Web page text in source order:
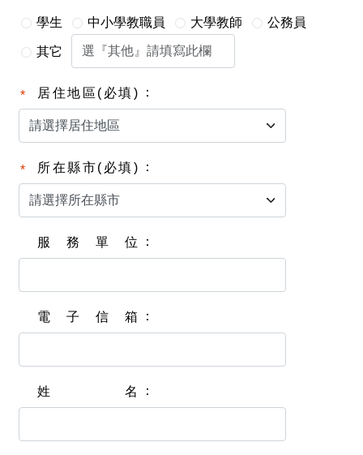
學生 中小學教職員 大學教師 公務員
其它
居住地區(必填)
所在縣市(必填)
服務單位
電子信箱
姓名